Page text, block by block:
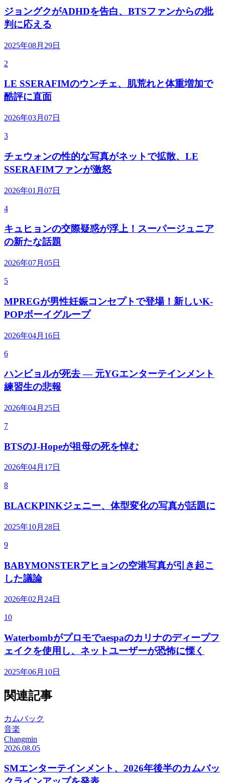
ジョングクがADHDを告白、BTSファンからの批
判に応える
2025年08月29日
2
LE SSERAFIMのウンチェ、肌荒れと体重増加で
酷評に直面
2026年03月07日
3
チェウォンの性的な写真がネットで拡散、LE
SSERAFIMファンが激怒
2026年01月07日
4
キュヒョンの交際疑惑が浮上！スーパージュニア
の新たな話題
2026年07月05日
5
MPREGが男性妊娠コンセプトで登場！新しいK-
POPボーイグループ
2026年04月16日
6
ハンビョルが死去 — 元YGエンターテインメント
練習生の悲報
2026年04月25日
7
BTSのJ-Hopeが祖母の死を悼む
2026年04月17日
8
BLACKPINKジェニー、体型変化の写真が話題に
2025年10月28日
9
BABYMONSTERアヒョンの空港写真が引き起こ
した議論
2026年02月24日
10
Waterbombがプロモでaespaのカリナのディープフ
ェイクを使用し、ネットユーザーが恐怖に慄く
2025年06月10日
関連記事
カムバック
音楽
Changmin
2026.08.05
SMエンターテインメント、2026年後半のカムバッ